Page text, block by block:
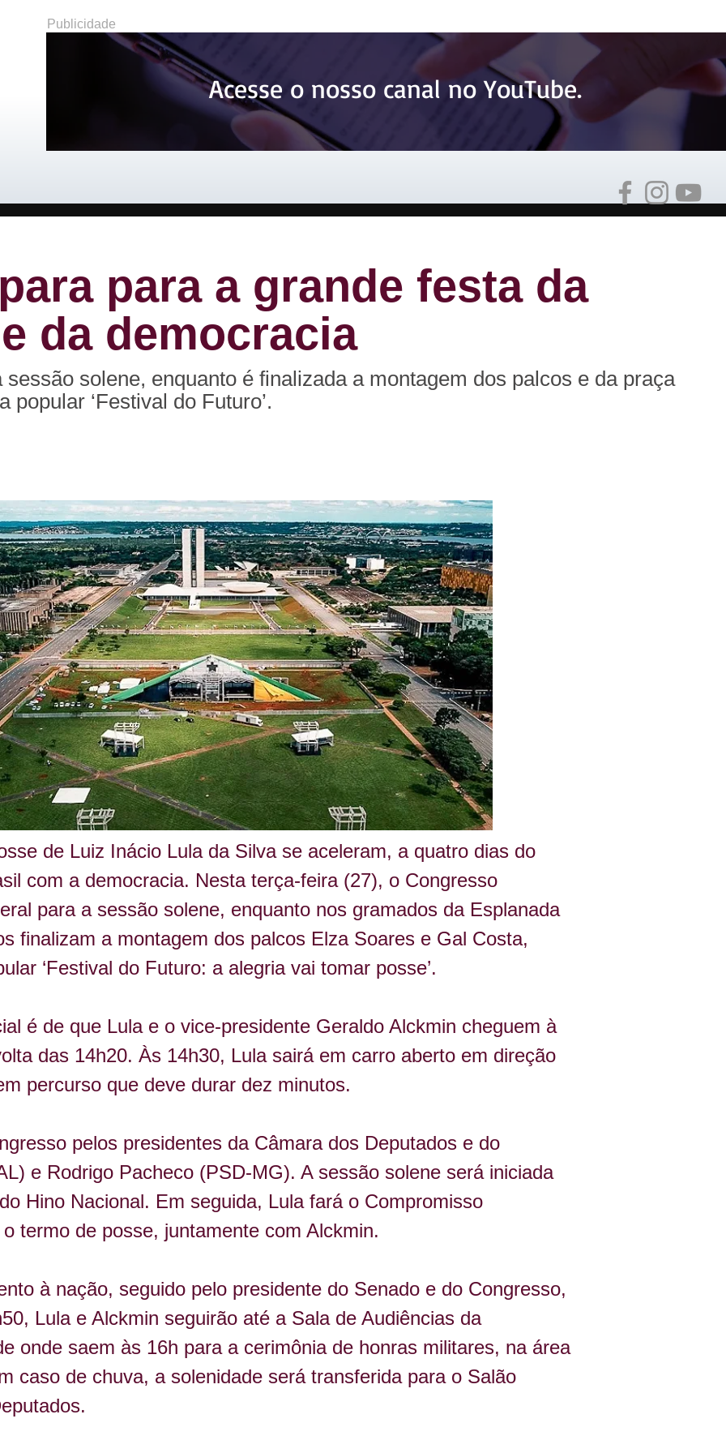
Publicidade
Acesse o nosso canal no YouTube.
para a grande festa da
da democracia
solene, enquanto é finalizada a montagem dos palcos e da praça
‘Festival do Futuro’.
de Luiz Inácio Lula da Silva se aceleram, a quatro dias do
com a democracia. Nesta terça-feira (27), o Congresso
para a sessão solene, enquanto nos gramados da Esplanada
finalizam a montagem dos palcos Elza Soares e Gal Costa,
‘Festival do Futuro: a alegria vai tomar posse’.
é de que Lula e o vice-presidente Geraldo Alckmin cheguem à
das 14h20. Às 14h30, Lula sairá em carro aberto em direção
percurso que deve durar dez minutos.
pelos presidentes da Câmara dos Deputados e do
e Rodrigo Pacheco (PSD-MG). A sessão solene será iniciada
Hino Nacional. Em seguida, Lula fará o Compromisso
termo de posse, juntamente com Alckmin.
à nação, seguido pelo presidente do Senado e do Congresso,
Lula e Alckmin seguirão até a Sala de Audiências da
onde saem às 16h para a cerimônia de honras militares, na área
caso de chuva, a solenidade será transferida para o Salão